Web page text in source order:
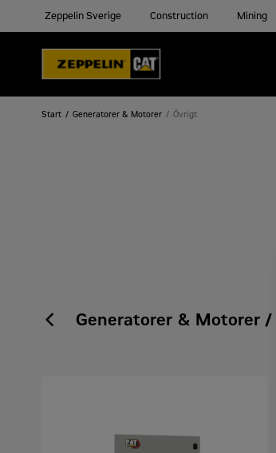
Zeppelin Sverige Construction Mining
Start Generatorer & Motorer Övrigt
Generatorer & Motorer